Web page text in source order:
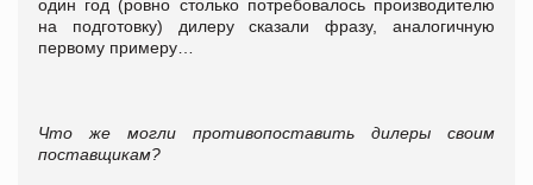
один год (ровно столько потребовалось производителю
на подготовку) дилеру сказали фразу, аналогичную
первому примеру…
Что же могли противопоставить дилеры своим
поставщикам?